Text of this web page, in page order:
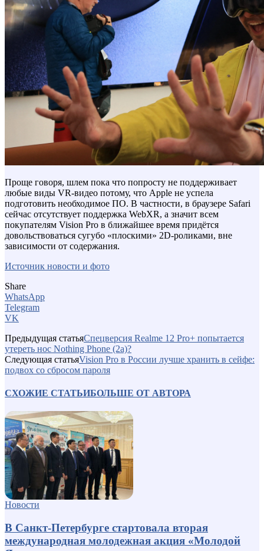
Проще говоря, шлем пока что попросту не поддерживает
любые виды VR-видео потому, что Apple не успела
подготовить необходимое ПО. В частности, в браузере Safari
сейчас отсутствует поддержка WebXR, а значит всем
покупателям Vision Pro в ближайшее время придётся
довольствоваться сугубо «плоскими» 2D-роликами, вне
зависимости от содержания.
Источник новости и фото
Share
WhatsApp
Telegram
VK
Предыдущая статьяСпецверсия Realme 12 Pro+ попытается
утереть нос Nothing Phone (2a)?
Следующая статьяVision Pro в России лучше хранить в сейфе:
подвох со сбросом пароля
СХОЖИЕ СТАТЬИБОЛЬШЕ ОТ АВТОРА
Новости
В Санкт-Петербурге стартовала вторая
международная молодежная акция «Молодой